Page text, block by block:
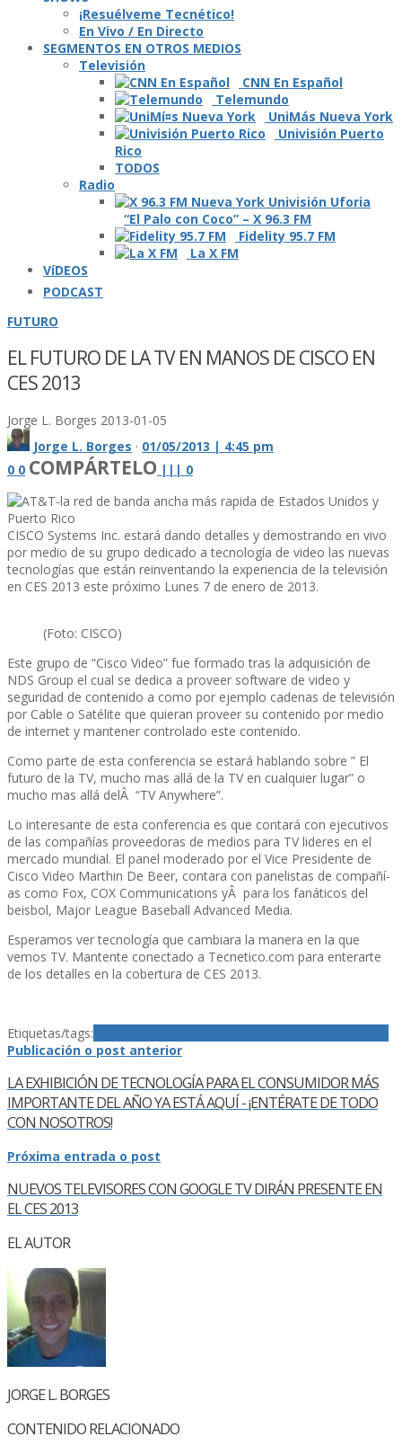
¡Resuélveme Tecnético!
En Vivo / En Directo
SEGMENTOS EN OTROS MEDIOS
Televisión
CNN En Español
Telemundo
UniMás Nueva York
Univisión Puerto
Rico
TODOS
Radio
“El Palo con Coco” – X 96.3 FM
Fidelity 95.7 FM
La X FM
VíDEOS
PODCAST
FUTURO
EL FUTURO DE LA TV EN MANOS DE CISCO EN
CES 2013
Jorge L. Borges 2013-01-05
Jorge L. Borges · 01/05/2013 | 4:45 pm
0 0 COMPÁRTELO | | | 0
CISCO Systems Inc. estará dando detalles y demostrando en vivo
por medio de su grupo dedicado a tecnologí­a de video las nuevas
tecnologí­as que están reinventando la experiencia de la televisión
en CES 2013 este próximo Lunes 7 de enero de 2013.
(Foto: CISCO)
Este grupo de “Cisco Video” fue formado tras la adquisición de
NDS Group el cual se dedica a proveer software de video y
seguridad de contenido a como por ejemplo cadenas de televisión
por Cable o Satélite que quieran proveer su contenido por medio
de internet y mantener controlado este contenido.
Como parte de esta conferencia se estará hablando sobre ” El
futuro de la TV, mucho mas allá de la TV en cualquier lugar” o
mucho mas allá delÂ “TV Anywhere”.
Lo interesante de esta conferencia es que contará con ejecutivos
de las compañí­as proveedoras de medios para TV lideres en el
mercado mundial. El panel moderado por el Vice Presidente de
Cisco Video Marthin De Beer, contara con panelistas de compañí­
as como Fox, COX Communications yÂ para los fanáticos del
beisbol, Major League Baseball Advanced Media.
Esperamos ver tecnologí­a que cambiara la manera en la que
vemos TV. Mantente conectado a Tecnetico.com para enterarte
de los detalles en la cobertura de CES 2013.
Etiquetas/tags:
Publicación o post anterior
LA EXHIBICIÓN DE TECNOLOGÍ­A PARA EL CONSUMIDOR MÁS
IMPORTANTE DEL AÑO YA ESTÁ AQUÍ­ - ¡ENTÉRATE DE TODO
CON NOSOTROS!
Próxima entrada o post
NUEVOS TELEVISORES CON GOOGLE TV DIRÁN PRESENTE EN
EL CES 2013
EL AUTOR
JORGE L. BORGES
CONTENIDO RELACIONADO